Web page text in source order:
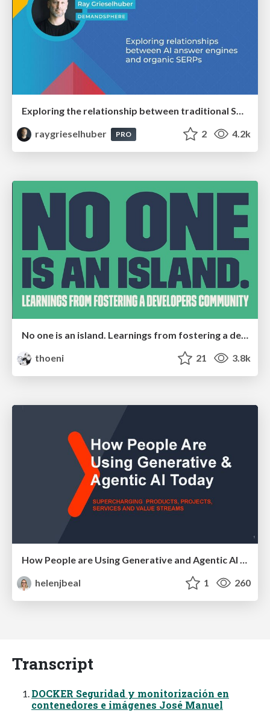
Exploring the relationship between traditional SERPs and Gen AI search
raygrieselhuber
PRO 2 4.2k
No one is an island. Learnings from fostering a developers community.
thoeni
21 3.8k
helenjbeal
1 260
Transcript
DOCKER Seguridad y monitorización en
contenedores e imágenes José Manuel